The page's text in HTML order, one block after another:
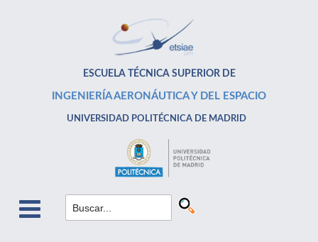
ESCUELA TÉCNICA SUPERIOR DE
INGENIERÍA AERONÁUTICA Y DEL ESPACIO
UNIVERSIDAD POLITÉCNICA DE MADRID